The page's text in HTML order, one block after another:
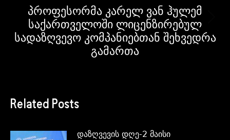
პროფესორმა კარელ ვან ჰულემ
საქართველოში ლიცენზირებულ
სადაზღვევო კომპანიებთან შეხვედრა
გამართა
Related Posts
დაზღვევის დღე-2 მაისი